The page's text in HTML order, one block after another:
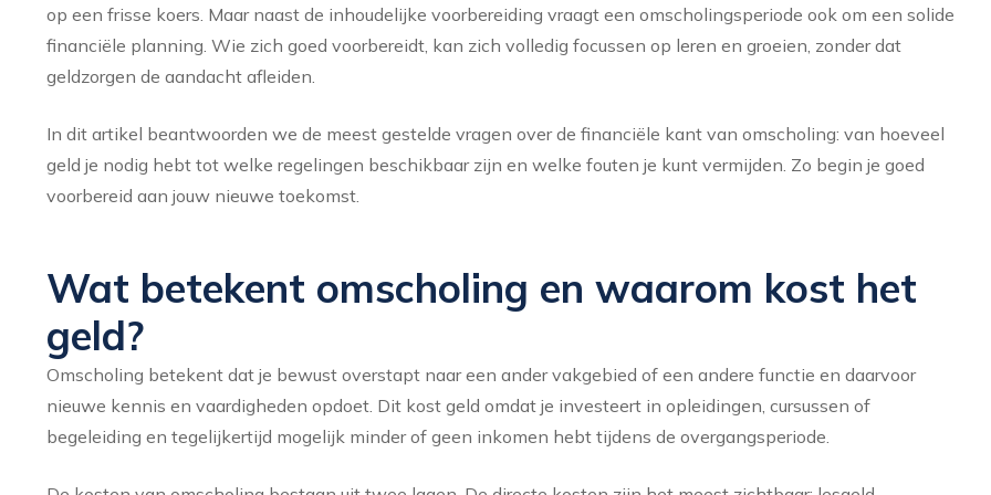
op een frisse koers. Maar naast de inhoudelijke voorbereiding vraagt een omscholingsperiode ook om een solide
financiële planning. Wie zich goed voorbereidt, kan zich volledig focussen op leren en groeien, zonder dat
geldzorgen de aandacht afleiden.
In dit artikel beantwoorden we de meest gestelde vragen over de financiële kant van omscholing: van hoeveel
geld je nodig hebt tot welke regelingen beschikbaar zijn en welke fouten je kunt vermijden. Zo begin je goed
voorbereid aan jouw nieuwe toekomst.
Wat betekent omscholing en waarom kost het
geld?
Omscholing betekent dat je bewust overstapt naar een ander vakgebied of een andere functie en daarvoor
nieuwe kennis en vaardigheden opdoet. Dit kost geld omdat je investeert in opleidingen, cursussen of
begeleiding en tegelijkertijd mogelijk minder of geen inkomen hebt tijdens de overgangsperiode.